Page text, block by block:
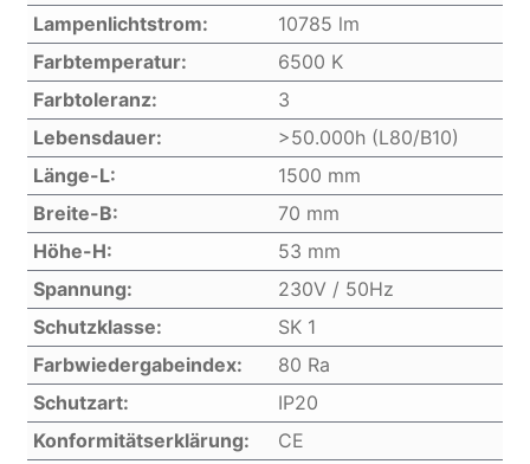
Lampenlichtstrom:
10785 lm
Farbtemperatur:
6500 K
Farbtoleranz:
3
Lebensdauer:
>50.000h (L80/B10)
Länge-L:
1500 mm
Breite-B:
70 mm
Höhe-H:
53 mm
Spannung:
230V / 50Hz
Schutzklasse:
SK 1
Farbwiedergabeindex:
80 Ra
Schutzart:
IP20
Konformitätserklärung:
CE